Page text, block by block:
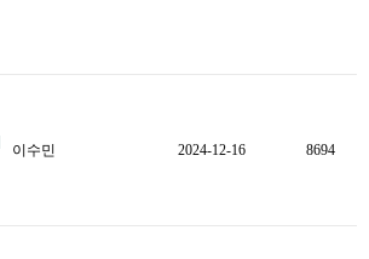
이수민 2024-12-16 8694